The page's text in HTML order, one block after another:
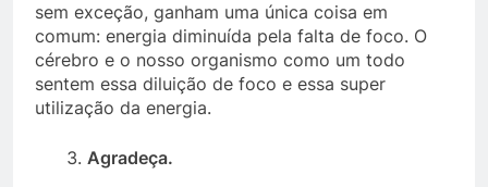
sem exceção, ganham uma única coisa em
comum: energia diminuída pela falta de foco. O
cérebro e o nosso organismo como um todo
sentem essa diluição de foco e essa super
utilização da energia.
Agradeça.